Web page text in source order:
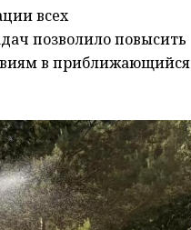
всех
позволило повысить
в приближающийся